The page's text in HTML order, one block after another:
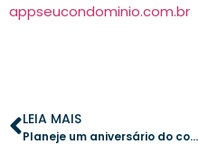
appseucondominio.com.br
LEIA MAIS
Planeje um aniversário do condomínio com criatividade e eficiência